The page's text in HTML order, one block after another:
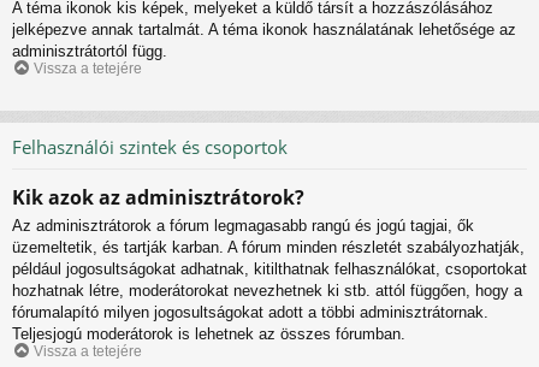
A téma ikonok kis képek, melyeket a küldő társít a hozzászólásához
jelképezve annak tartalmát. A téma ikonok használatának lehetősége az
adminisztrátortól függ.
Vissza a tetejére
Felhasználói szintek és csoportok
Kik azok az adminisztrátorok?
Az adminisztrátorok a fórum legmagasabb rangú és jogú tagjai, ők
üzemeltetik, és tartják karban. A fórum minden részletét szabályozhatják,
például jogosultságokat adhatnak, kitilthatnak felhasználókat, csoportokat
hozhatnak létre, moderátorokat nevezhetnek ki stb. attól függően, hogy a
fórumalapító milyen jogosultságokat adott a többi adminisztrátornak.
Teljesjogú moderátorok is lehetnek az összes fórumban.
Vissza a tetejére